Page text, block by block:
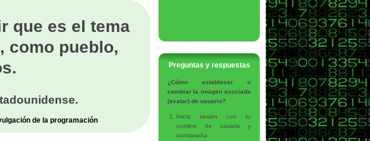
que es el tema
como pueblo,
de la programación
Preguntas y respuestas
¿Cómo establecer o
cambiar la imagen asociada
(avatar) de usuario?
Inicia sesión con tu
nombre de usuario y
contraseña.